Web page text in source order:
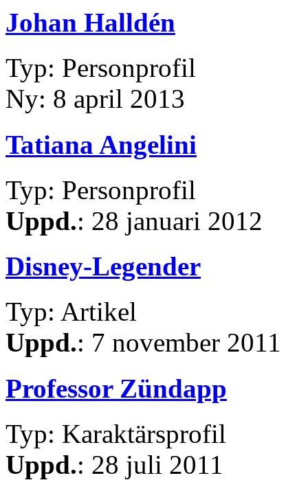
Johan Halldén
Typ: Personprofil
Ny: 8 april 2013
Tatiana Angelini
Typ: Personprofil
Uppd.: 28 januari 2012
Disney-Legender
Typ: Artikel
Uppd.: 7 november 2011
Professor Zündapp
Typ: Karaktärsprofil
Uppd.: 28 juli 2011